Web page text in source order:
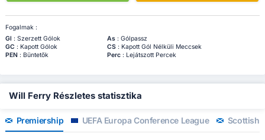
Fogalmak :
Gl : Szerzett Gólok As: Gólpassz
GC : Kapott Gólok CS: Kapott Gól Nélküli Meccsek
PEN: Büntetők Perc: Lejátszott Percek
Will Ferry Részletes statisztika
Premiership UEFA Europa Conference League Scottish